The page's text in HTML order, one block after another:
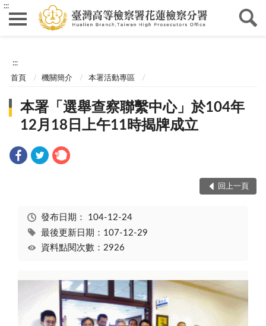
:::
:::
首頁 機關簡介 本署活動專區
本署「選舉查察聯繫中心」於104年
12月18日上午11時揭牌成立
回上一頁
發布日期： 104-12-24
最後更新日期：107-12-29
資料點閱次數：2926